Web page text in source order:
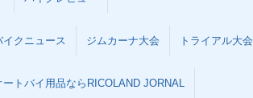
イクニュース ジムカーナ大会 トライアル大会
ートバイ用品ならRICOLAND JORNAL